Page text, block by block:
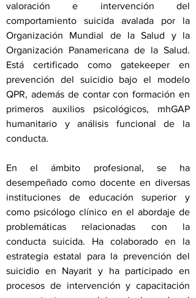
valoración e intervención del
comportamiento suicida avalada por la
Organización Mundial de la Salud y la
Organización Panamericana de la Salud.
Está certificado como gatekeeper en
prevención del suicidio bajo el modelo
QPR, además de contar con formación en
primeros auxilios psicológicos, mhGAP
humanitario y análisis funcional de la
conducta.
En el ámbito profesional, se ha
desempeñado como docente en diversas
instituciones de educación superior y
como psicólogo clínico en el abordaje de
problemáticas relacionadas con la
conducta suicida. Ha colaborado en la
estrategia estatal para la prevención del
suicidio en Nayarit y ha participado en
procesos de intervención y capacitación